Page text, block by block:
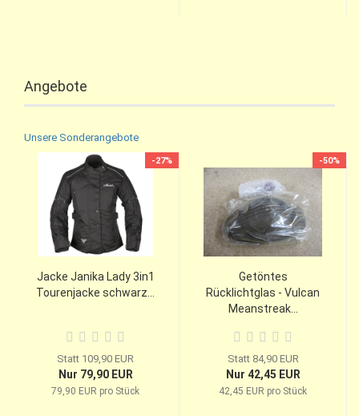
Angebote
Unsere Sonderangebote
-27%
Jacke Janika Lady 3in1
Tourenjacke schwarz...
Statt 109,90 EUR
Nur 79,90 EUR
79,90 EUR pro Stück
-50%
Getöntes
Rücklichtglas - Vulcan
Meanstreak...
Statt 84,90 EUR
Nur 42,45 EUR
42,45 EUR pro Stück